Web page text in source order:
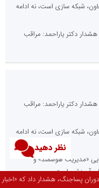
نظر دهید
شبکه سازی است، نه ادامه
دکتر یاراحمد: مراقب
دکتر یاراحمد: مراقب
شبکه سازی است، نه ادامه
«مدیریت هوشمند» و
آموزشی است
مانند یک محرک طرح